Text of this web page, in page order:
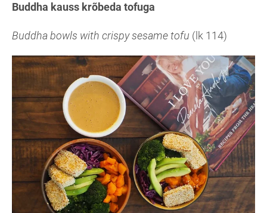
Buddha kauss krõbeda tofuga
Buddha bowls with crispy sesame tofu (lk 114)